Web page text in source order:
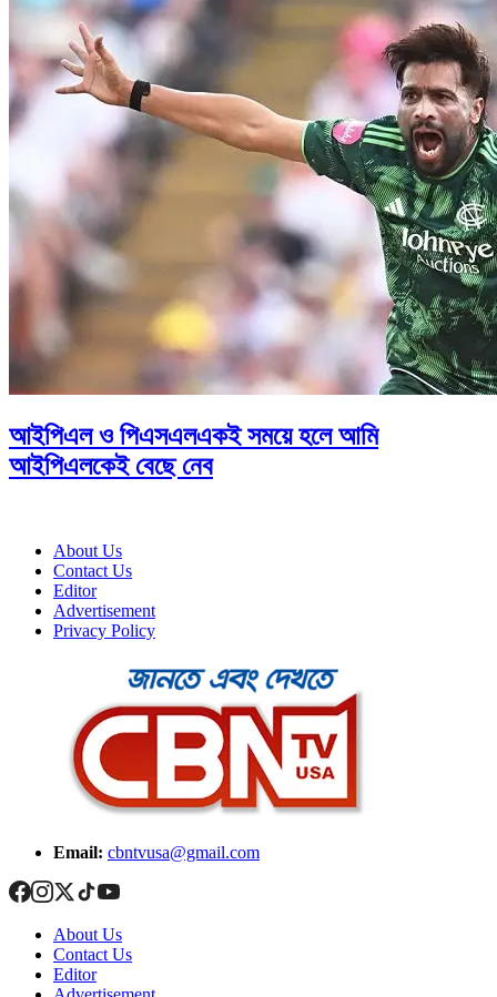
আইপিএল ও পিএসএলএকই সময়ে হলে আমি
আইপিএলকেই বেছে নেব
About Us
Contact Us
Editor
Advertisement
Privacy Policy
Email: cbntvusa@gmail.com
About Us
Contact Us
Editor